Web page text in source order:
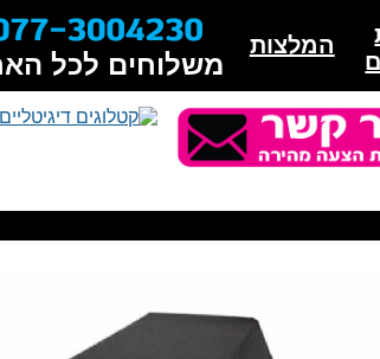
המלצות
משלוחים לכל